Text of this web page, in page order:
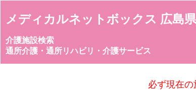
メディカルネットボックス 広島
介護施設検索
通所介護・通所リハビリ・介護サービス
必ず現在の